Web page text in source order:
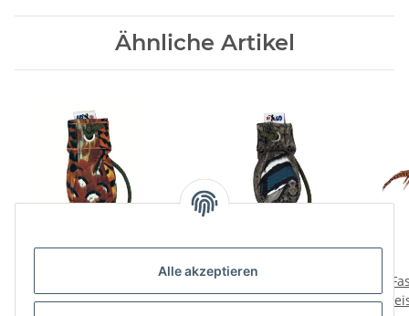
Alle akzeptieren
Ähnliche Artikel
200g
Preise nach Anmeldung
Dummyball Mallard
200g
Preise nach Anmeldung